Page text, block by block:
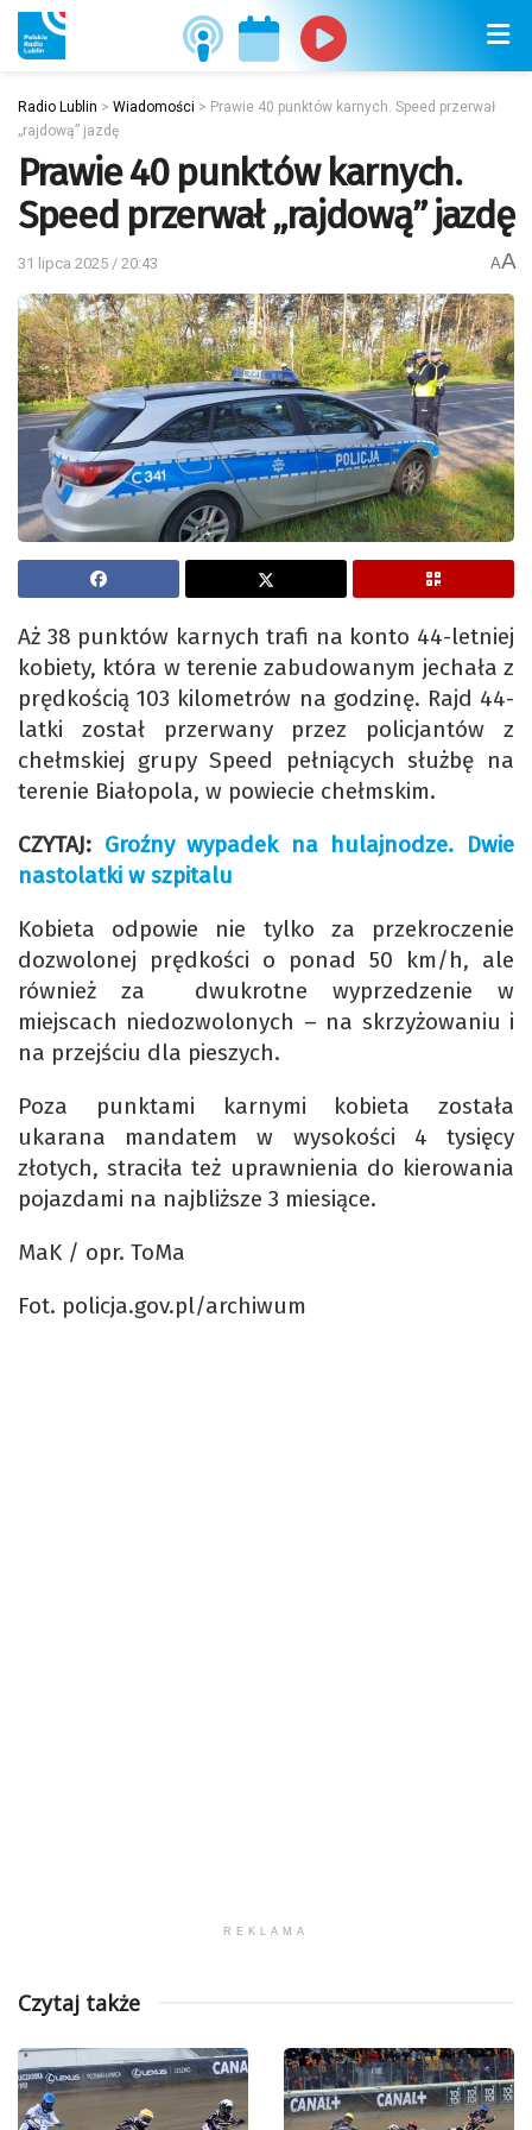
Radio Lublin > Wiadomości > Prawie 40 punktów karnych. Speed przerwał
„rajdową” jazdę
Prawie 40 punktów karnych.
Speed przerwał „rajdową” jazdę
31 lipca 2025 / 20:43 AA
Aż 38 punktów karnych trafi na konto 44-letniej
kobiety, która w terenie zabudowanym jechała z
prędkością 103 kilometrów na godzinę. Rajd 44-
latki został przerwany przez policjantów z
chełmskiej grupy Speed pełniących służbę na
terenie Białopola, w powiecie chełmskim.
CZYTAJ: Groźny wypadek na hulajnodze. Dwie
nastolatki w szpitalu
Kobieta odpowie nie tylko za przekroczenie
dozwolonej prędkości o ponad 50 km/h, ale
również za dwukrotne wyprzedzenie w
miejscach niedozwolonych – na skrzyżowaniu i
na przejściu dla pieszych.
Poza punktami karnymi kobieta została
ukarana mandatem w wysokości 4 tysięcy
złotych, straciła też uprawnienia do kierowania
pojazdami na najbliższe 3 miesiące.
MaK / opr. ToMa
Fot. policja.gov.pl/archiwum
REKLAMA
Czytaj także